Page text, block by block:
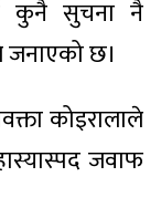
कुनै सुचना नै
छ।
कोइरालाले
जवाफ